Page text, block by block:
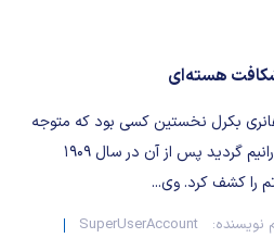
شکافت هسته‌ای
هانری بکرل نخستین کسی بود که متوجه
پرتودهی عجیب سنگ معدن اورانیم گردید پس از آن در سال ۱۹۰۹
را کشف کرد. وی...
نویسنده:
SuperUserAccount